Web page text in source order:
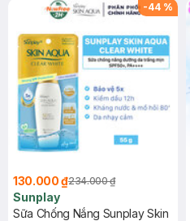
-44 %
130.000 ₫234.000 ₫
Sunplay
Sữa Chống Nắng Sunplay Skin